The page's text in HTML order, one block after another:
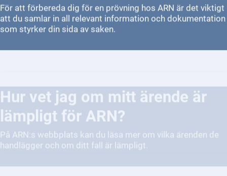
att du samlar in all relevant information och dokumentation
som styrker din sida av saken.
lämpligt för ARN?
På ARN:s webbplats kan du läsa mer om vilka ärenden de
handlägger och om ditt fall är lämpligt.